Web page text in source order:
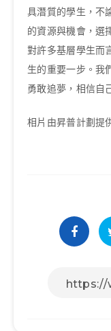
具潛質的學生，不
的資源與機會，選
對許多基層學生而
生的重要一步。我
勇敢追夢，相信自
相片由昇普計劃提